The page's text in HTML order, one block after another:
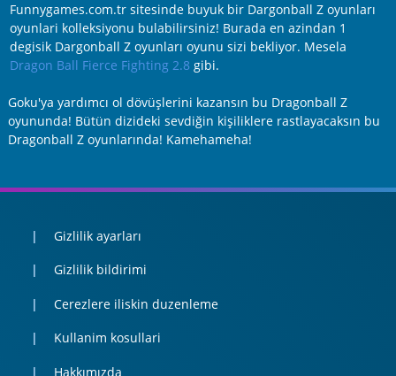
Funnygames.com.tr sitesinde buyuk bir Dargonball Z oyunları
oyunlari kolleksiyonu bulabilirsiniz! Burada en azindan 1
degisik Dargonball Z oyunları oyunu sizi bekliyor. Mesela
Dragon Ball Fierce Fighting 2.8 gibi.
Goku'ya yardımcı ol dövüşlerini kazansın bu Dragonball Z
oyununda! Bütün dizideki sevdiğin kişiliklere rastlayacaksın bu
Dragonball Z oyunlarında! Kamehameha!
Gizlilik ayarları
Gizlilik bildirimi
Cerezlere iliskin duzenleme
Kullanim kosullari
Hakkımızda